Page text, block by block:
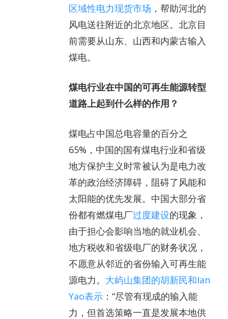
区域性电力现货市场 ，帮助河北的
风电送往附近的北京地区。北京目
前需要从山东、山西和内蒙古输入
煤电。
煤电行业在中国的可再生能源转型
道路上起到什么样的作用？
煤电占中国总电容量的百分之
65%，中国的国有煤电行业和省级
地方保护主义时常被认为是电力改
革的政治经济障碍，阻碍了风能和
太阳能的优先发展。中国大部分省
份都有燃煤电厂过度建设的现象，
由于担心会影响当地的就业机会、
地方税收和省级电厂的财务状况，
不愿意从邻近的省份输入可再生能
源电力。 大屿山集团的胡新民和Ian
Yao表示：“尽管有现成的输入能
力，但首选策略一直是发展本地供